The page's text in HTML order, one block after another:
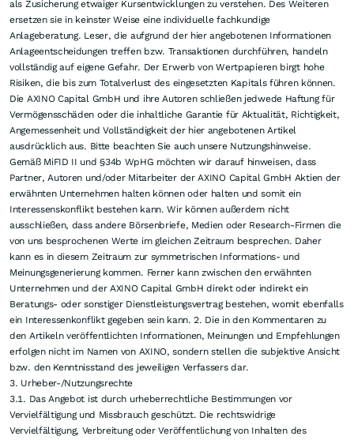
als Zusicherung etwaiger Kursentwicklungen zu verstehen. Des Weiteren
ersetzen sie in keinster Weise eine individuelle fachkundige
Anlageberatung. Leser, die aufgrund der hier angebotenen Informationen
Anlageentscheidungen treffen bzw. Transaktionen durchführen, handeln
vollständig auf eigene Gefahr. Der Erwerb von Wertpapieren birgt hohe
Risiken, die bis zum Totalverlust des eingesetzten Kapitals führen können.
Die AXINO Capital GmbH und ihre Autoren schließen jedwede Haftung für
Vermögensschäden oder die inhaltliche Garantie für Aktualität, Richtigkeit,
Angemessenheit und Vollständigkeit der hier angebotenen Artikel
ausdrücklich aus. Bitte beachten Sie auch unsere Nutzungshinweise.
Gemäß MiFID II und §34b WpHG möchten wir darauf hinweisen, dass
Partner, Autoren und/oder Mitarbeiter der AXINO Capital GmbH Aktien der
erwähnten Unternehmen halten können oder halten und somit ein
Interessenskonflikt bestehen kann. Wir können außerdem nicht
ausschließen, dass andere Börsenbriefe, Medien oder Research-Firmen die
von uns besprochenen Werte im gleichen Zeitraum besprechen. Daher
kann es in diesem Zeitraum zur symmetrischen Informations- und
Meinungsgenerierung kommen. Ferner kann zwischen den erwähnten
Unternehmen und der AXINO Capital GmbH direkt oder indirekt ein
Beratungs- oder sonstiger Dienstleistungsvertrag bestehen, womit ebenfalls
ein Interessenkonflikt gegeben sein kann. 2. Die in den Kommentaren zu
den Artikeln veröffentlichten Informationen, Meinungen und Empfehlungen
erfolgen nicht im Namen von AXINO, sondern stellen die subjektive Ansicht
bzw. den Kenntnisstand des jeweiligen Verfassers dar.
3. Urheber-/Nutzungsrechte
3.1. Das Angebot ist durch urheberrechtliche Bestimmungen vor
Vervielfältigung und Missbrauch geschützt. Die rechtswidrige
Vervielfältigung, Verbreitung oder Veröffentlichung von Inhalten des